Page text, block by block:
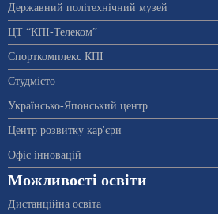
Державний політехнічний музей
ЦТ “КПІ-Телеком”
Спорткомплекс КПІ
Студмісто
Українсько-Японський центр
Центр розвитку кар'єри
Офіс інновацій
Можливості освіти
Дистанційна освіта